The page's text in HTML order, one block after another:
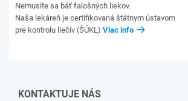
Nemusíte sa báť falošných liekov.
Naša lekáreň je certifikovaná štátnym ústavom
pre kontrolu liečiv (ŠÚKL) Viac info
KONTAKTUJE NÁS